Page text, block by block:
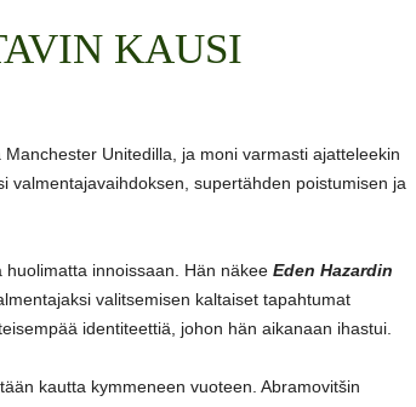
KAUSI
Unitedilla, ja moni varmasti ajatteleekin
valmentajavaihdoksen, supertähden poistumisen ja
innoissaan. Hän näkee Eden Hazardin
valitsemisen kaltaiset tapahtumat
identiteettiä, johon hän aikanaan ihastui.
kautta kymmeneen vuoteen. Abramovitšin